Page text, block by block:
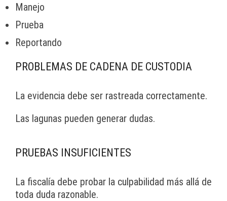
Manejo
Prueba
Reportando
PROBLEMAS DE CADENA DE CUSTODIA
La evidencia debe ser rastreada correctamente.
Las lagunas pueden generar dudas.
PRUEBAS INSUFICIENTES
La fiscalía debe probar la culpabilidad más allá de
toda duda razonable.